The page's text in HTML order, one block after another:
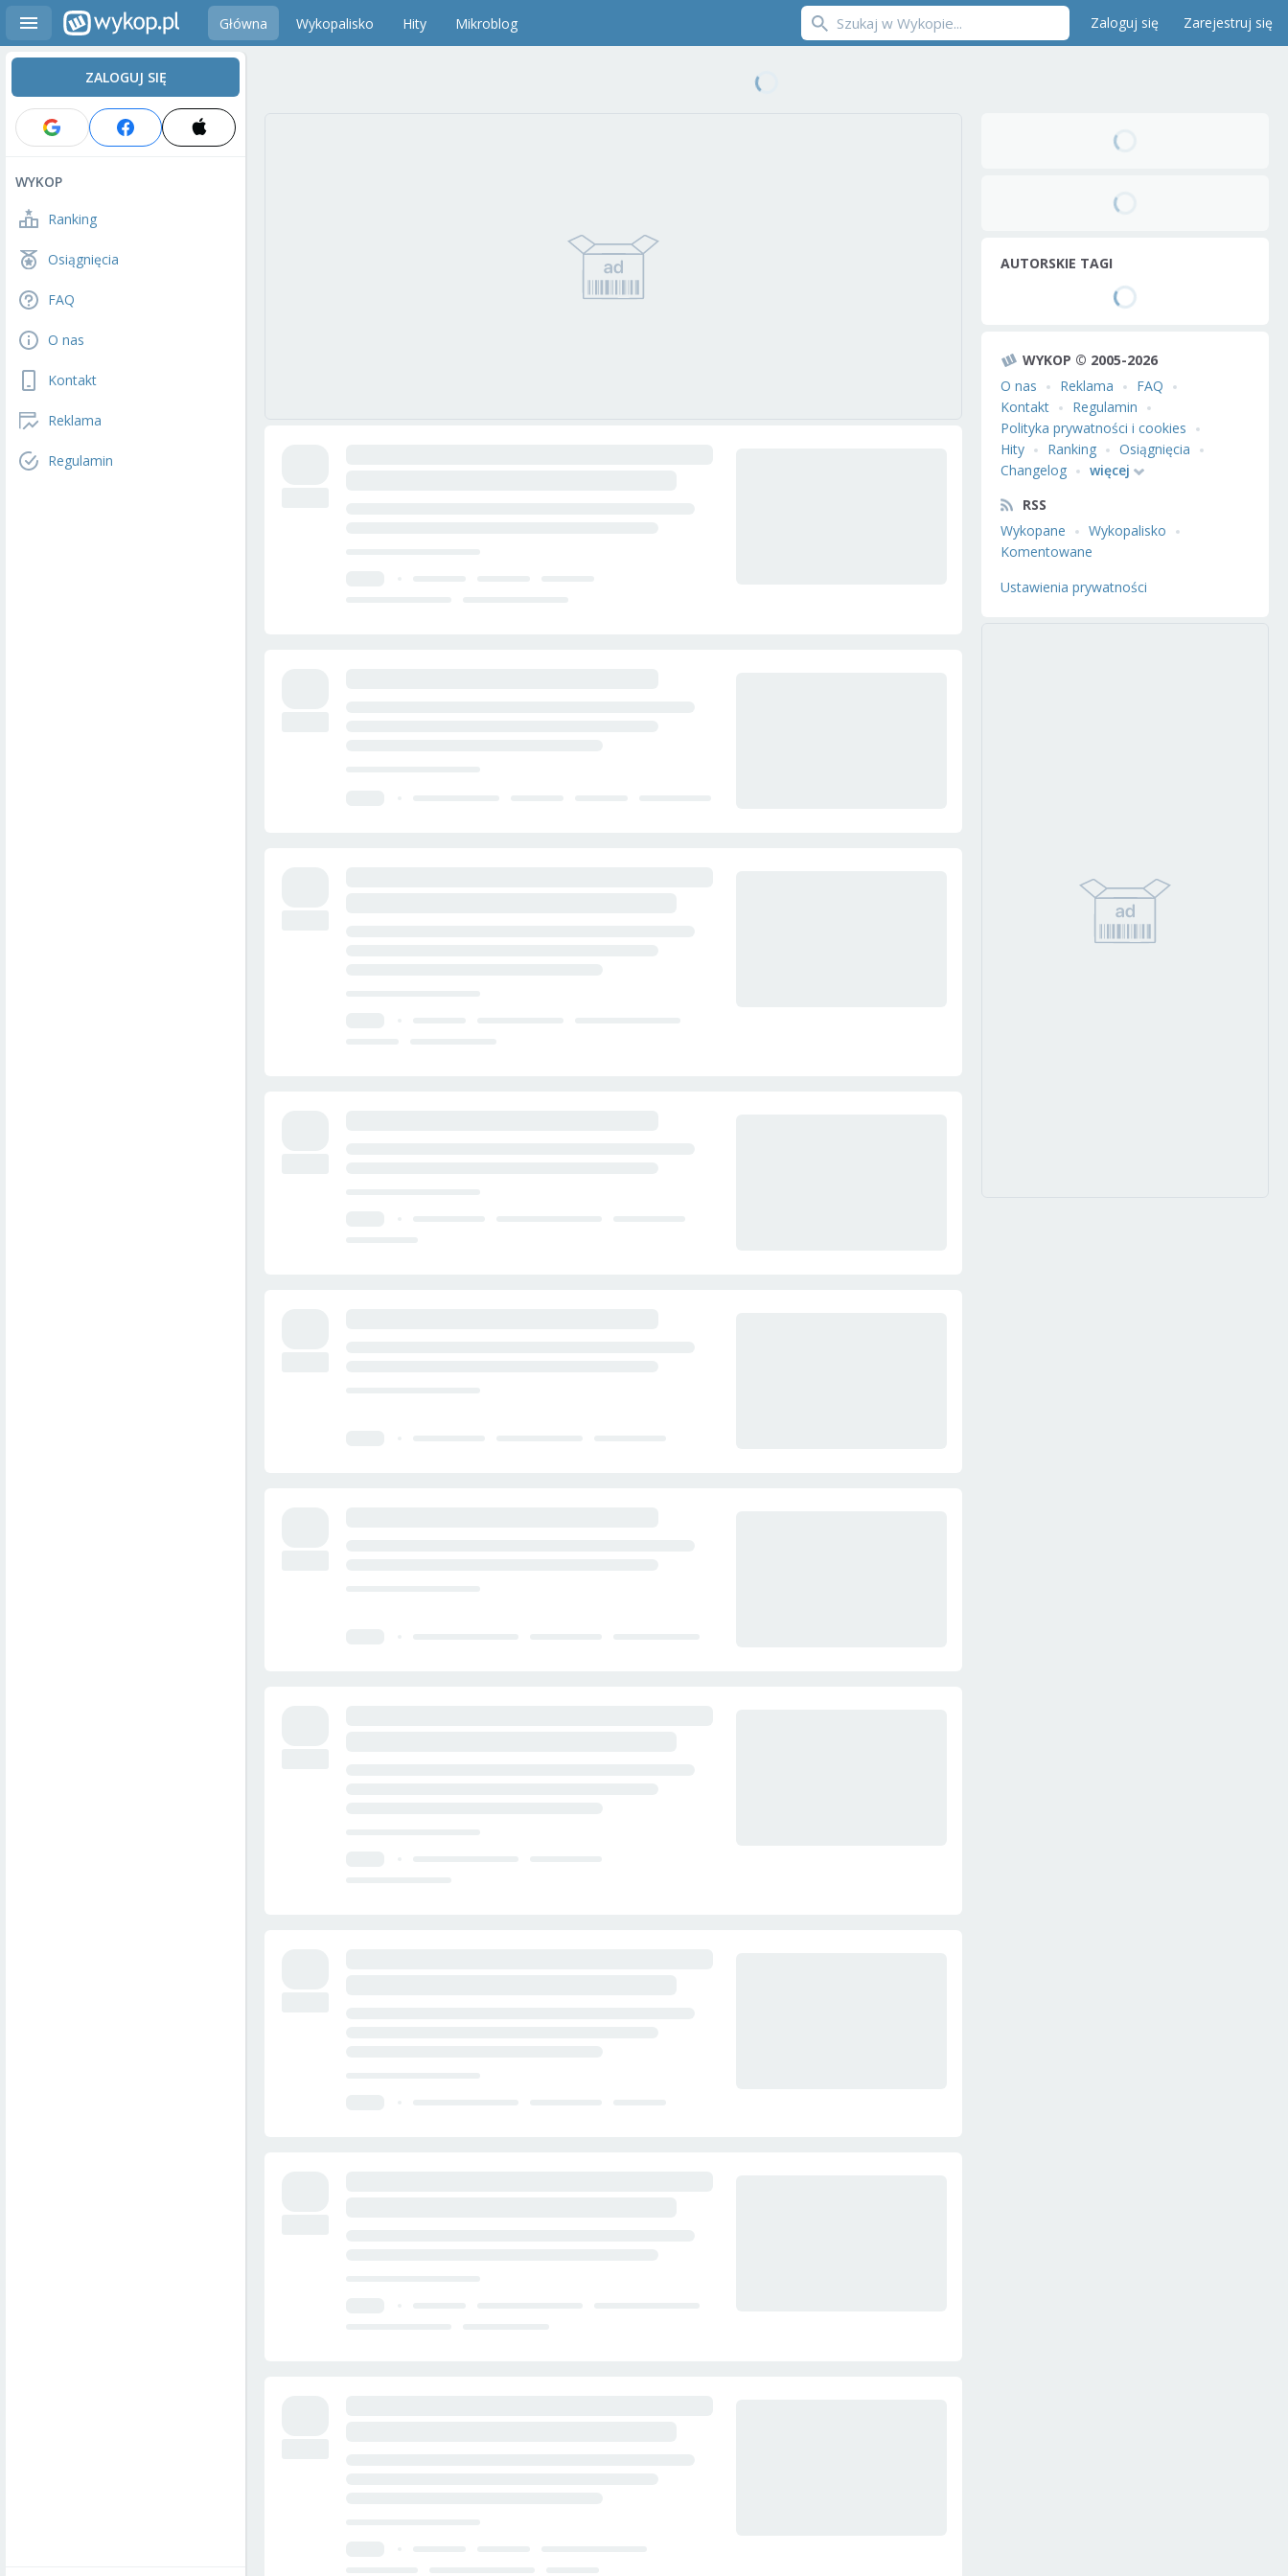
Główna Wykopalisko Hity Mikroblog Zaloguj się Zarejestruj się
ZALOGUJ SIĘ
WYKOP
Ranking
Osiągnięcia
FAQ
O nas
Kontakt
Reklama
Regulamin
AUTORSKIE TAGI
WYKOP © 2005-2026
O nas
Reklama
FAQ
Kontakt
Regulamin
Polityka prywatności i cookies
Hity
Ranking
Osiągnięcia
Changelog
więcej
RSS
Wykopane
Wykopalisko
Komentowane
Ustawienia prywatności